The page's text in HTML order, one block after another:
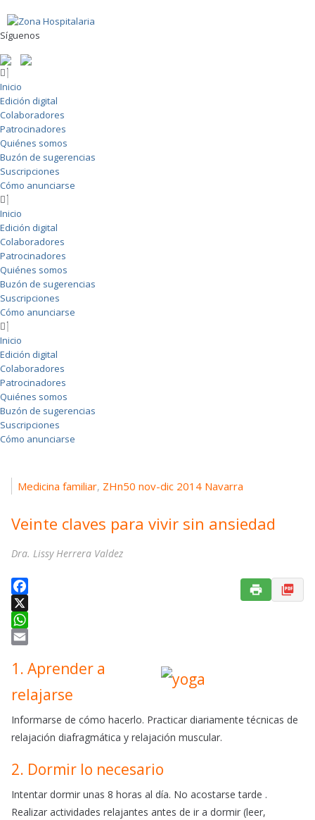
content
Síguenos
Inicio
Edición digital
Colaboradores
Patrocinadores
Quiénes somos
Buzón de sugerencias
Suscripciones
Cómo anunciarse
Inicio
Edición digital
Colaboradores
Patrocinadores
Quiénes somos
Buzón de sugerencias
Suscripciones
Cómo anunciarse
Inicio
Edición digital
Colaboradores
Patrocinadores
Quiénes somos
Buzón de sugerencias
Suscripciones
Cómo anunciarse
Medicina familiar, ZHn50 nov-dic 2014 Navarra
Veinte claves para vivir sin ansiedad
Dra. Lissy Herrera Valdez
F
a
c
b
o
k
X
W
a
s
A
p
m
i
l
1. Aprender a
relajarse
Informarse de cómo hacerlo. Practicar diariamente técnicas de
relajación diafragmática y relajación muscular.
2. Dormir lo necesario
Intentar dormir unas 8 horas al día. No acostarse tarde .
Realizar actividades relajantes antes de ir a dormir (leer,